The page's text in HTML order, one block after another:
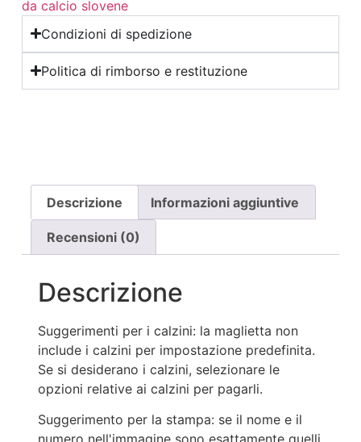
da calcio slovene
Condizioni di spedizione
Politica di rimborso e restituzione
Descrizione Informazioni aggiuntive
Recensioni (0)
Descrizione
Suggerimenti per i calzini: la maglietta non
include i calzini per impostazione predefinita.
Se si desiderano i calzini, selezionare le
opzioni relative ai calzini per pagarli.
Suggerimento per la stampa: se il nome e il